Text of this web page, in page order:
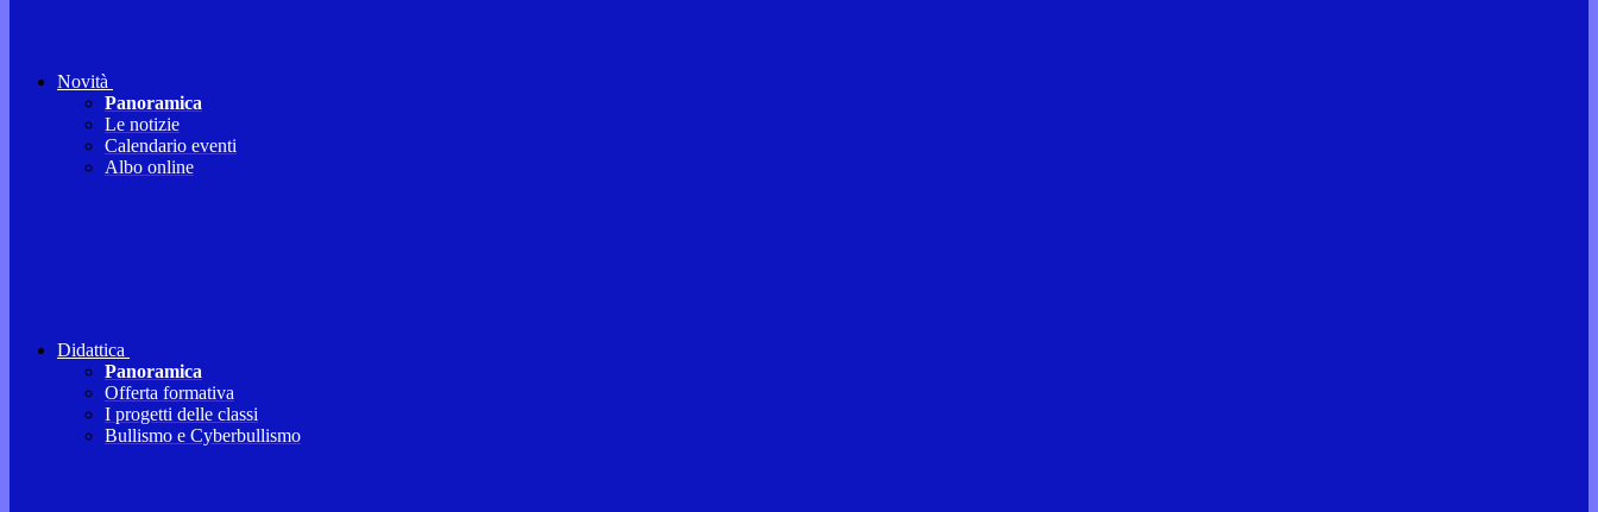
Novità
Panoramica
Le notizie
Calendario eventi
Albo online
Didattica
Panoramica
Offerta formativa
I progetti delle classi
Bullismo e Cyberbullismo